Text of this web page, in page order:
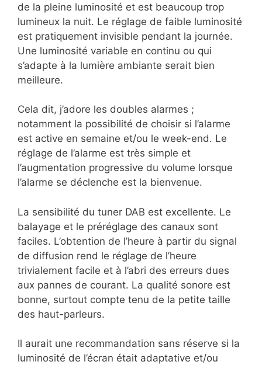
de la pleine luminosité et est beaucoup trop
lumineux la nuit. Le réglage de faible luminosité
est pratiquement invisible pendant la journée.
Une luminosité variable en continu ou qui
s’adapte à la lumière ambiante serait bien
meilleure.
Cela dit, j’adore les doubles alarmes ;
notamment la possibilité de choisir si l’alarme
est active en semaine et/ou le week-end. Le
réglage de l’alarme est très simple et
l’augmentation progressive du volume lorsque
l’alarme se déclenche est la bienvenue.
La sensibilité du tuner DAB est excellente. Le
balayage et le préréglage des canaux sont
faciles. L’obtention de l’heure à partir du signal
de diffusion rend le réglage de l’heure
trivialement facile et à l’abri des erreurs dues
aux pannes de courant. La qualité sonore est
bonne, surtout compte tenu de la petite taille
des haut-parleurs.
Il aurait une recommandation sans réserve si la
luminosité de l’écran était adaptative et/ou